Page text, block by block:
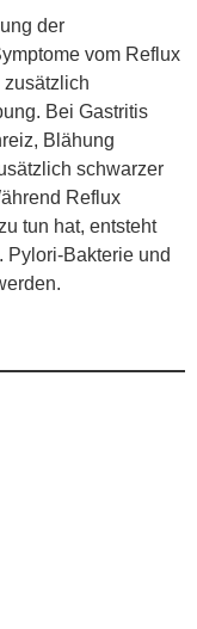
der
vom Reflux
Bei Gastritis
Blähung
schwarzer
Reflux
tun hat, entsteht
Pylori-Bakterie und